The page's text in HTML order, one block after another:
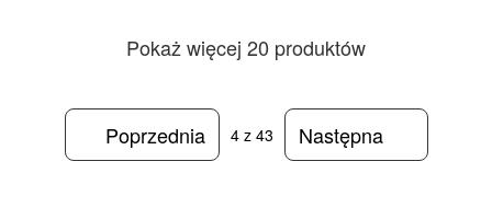
Pokaż więcej 20 produktów
Poprzednia 4z 43 Następna